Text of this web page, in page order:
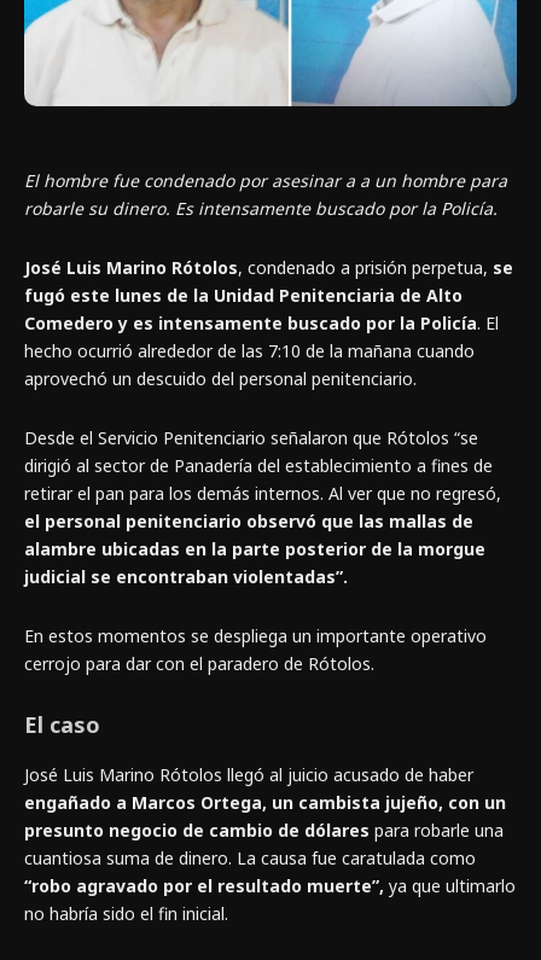
El hombre fue condenado por asesinar a a un hombre para
robarle su dinero. Es intensamente buscado por la Policía.
José Luis Marino Rótolos, condenado a prisión perpetua, se
fugó este lunes de la Unidad Penitenciaria de Alto
Comedero y es intensamente buscado por la Policía. El
hecho ocurrió alrededor de las 7:10 de la mañana cuando
aprovechó un descuido del personal penitenciario.
Desde el Servicio Penitenciario señalaron que Rótolos “se
dirigió al sector de Panadería del establecimiento a fines de
retirar el pan para los demás internos. Al ver que no regresó,
el personal penitenciario observó que las mallas de
alambre ubicadas en la parte posterior de la morgue
judicial se encontraban violentadas”.
En estos momentos se despliega un importante operativo
cerrojo para dar con el paradero de Rótolos.
El caso
José Luis Marino Rótolos llegó al juicio acusado de haber
engañado a Marcos Ortega, un cambista jujeño, con un
presunto negocio de cambio de dólares para robarle una
cuantiosa suma de dinero. La causa fue caratulada como
“robo agravado por el resultado muerte”, ya que ultimarlo
no habría sido el fin inicial.